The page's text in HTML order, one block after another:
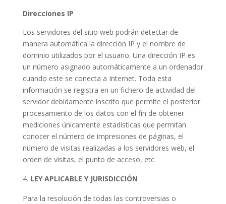
Direcciones IP
Los servidores del sitio web podrán detectar de
manera automática la dirección IP y el nombre de
dominio utilizados por el usuario. Una dirección IP es
un número asignado automáticamente a un ordenador
cuando este se conecta a Internet. Toda esta
información se registra en un fichero de actividad del
servidor debidamente inscrito que permite el posterior
procesamiento de los datos con el fin de obtener
mediciones únicamente estadísticas que permitan
conocer el número de impresiones de páginas, el
número de visitas realizadas a los servidores web, el
orden de visitas, el punto de acceso, etc.
LEY APLICABLE Y JURISDICCIÓN
Para la resolución de todas las controversias o